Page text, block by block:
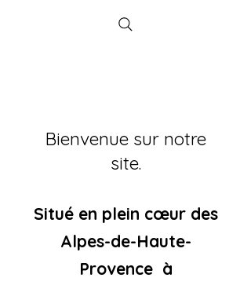
Bienvenue sur notre
site.
Situé en plein cœurdes
Alpes-de-Haute-
Provence à